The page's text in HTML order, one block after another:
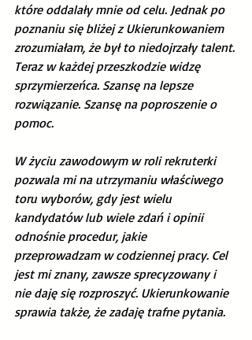
które oddalały mnie od celu. Jednak po
poznaniu się bliżej z Ukierunkowaniem
zrozumiałam, że był to niedojrzały talent.
Teraz w każdej przeszkodzie widzę
sprzymierzeńca. Szansę na lepsze
rozwiązanie. Szansę na poproszenie o
pomoc.
W życiu zawodowym w roli rekruterki
pozwala mi na utrzymaniu właściwego
toru wyborów, gdy jest wielu
kandydatów lub wiele zdań i opinii
odnośnie procedur, jakie
przeprowadzam w codziennej pracy. Cel
jest mi znany, zawsze sprecyzowany i
nie daję się rozproszyć. Ukierunkowanie
sprawia także, że zadaję trafne pytania.